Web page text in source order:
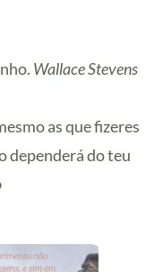
Wallace Stevens
as que fizeres
dependerá do teu